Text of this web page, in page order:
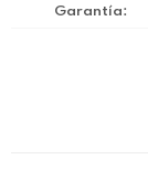
Garantía